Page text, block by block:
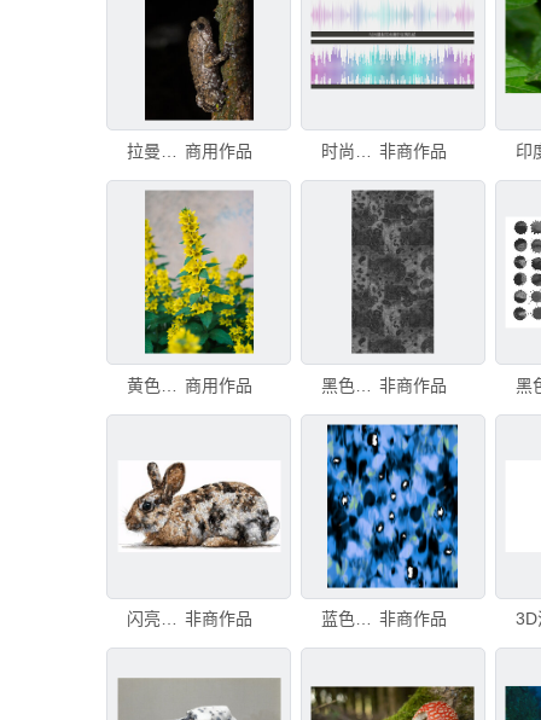
商用作品 非商作品
商用作品 黑色斑点纹理图案 非商作品
闪亮斑点兔 非商作品 蓝色抽象斑点纹理图案 非商作品